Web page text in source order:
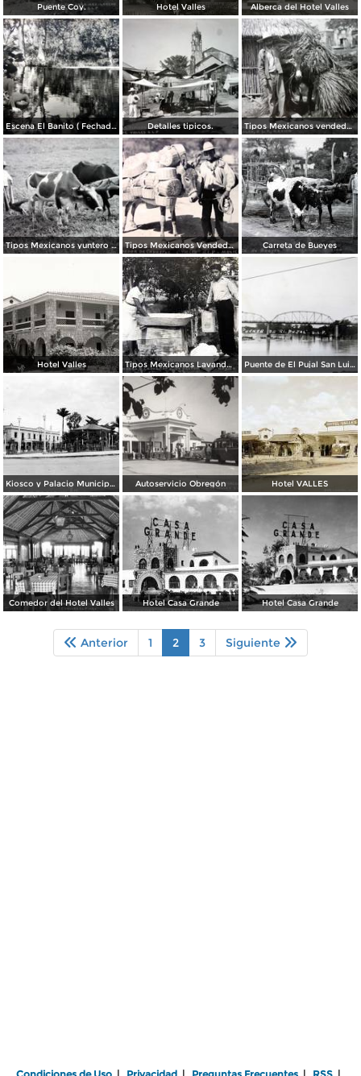
Puente Coy. Hotel Valles Alberca del Hotel Valles
Escena El Banito ( Fechada el 12 de Diciembre de 1947 ). Detalles tipicos. Tipos Mexicanos vendedor de palmas para techar.
Tipos Mexicanos yuntero barbechando. Tipos Mexicanos Vendedor de canastas. Carreta de Bueyes
Hotel Valles Tipos Mexicanos Lavandera Y Aguador Puente de El Pujal San Luis Potosi
Kiosco y Palacio Municipal de Ciudad Valles Autoservicio Obregón Hotel VALLES
Comedor del Hotel Valles Hotel Casa Grande Hotel Casa Grande
Anterior 1 2 3 Siguiente
Condiciones de Uso | Privacidad | Preguntas Frecuentes | RSS |